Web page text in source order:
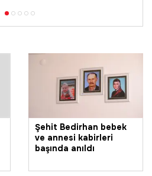
Şehit Bedirhan bebek
ve annesi kabirleri
başında anıldı